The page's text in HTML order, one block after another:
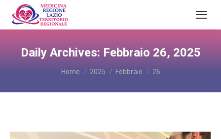
Daily Archives: Febbraio 26, 2025
You are here:
Home 2025 Febbraio 26